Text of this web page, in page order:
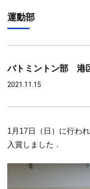
運動部
バトミントン部 港
2021.11.15
1 月 17 日（日）に行わ
入賞しました．